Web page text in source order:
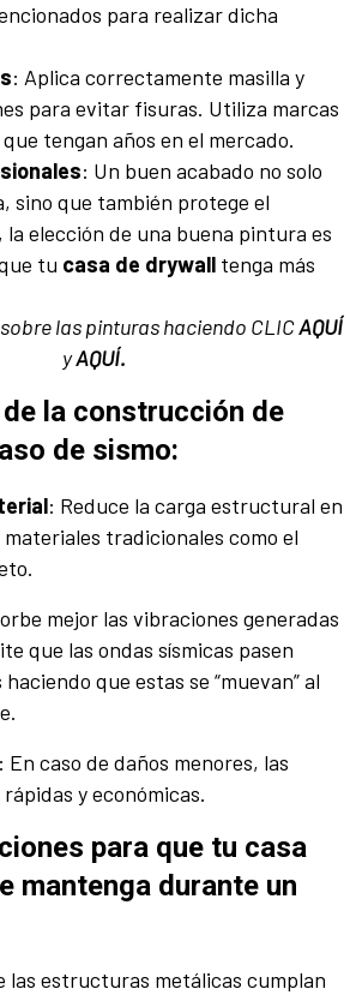
para realizar dicha
: Aplica correctamente masilla y
para evitar fisuras. Utiliza marcas
tengan años en el mercado.
: Un buen acabado no solo
sino que también protege el
la elección de una buena pintura es
tu casa de drywall tenga más
las pinturas haciendo CLICAQUÍ
yAQUÍ.
la construcción de
de sismo:
: Reduce la carga estructural en
tradicionales como el
mejor las vibraciones generadas
que las ondas sísmicas pasen
que estas se “muevan” al
: En caso de daños menores, las
y económicas.
para que tu casa
mantenga durante un
las estructuras metálicas cumplan